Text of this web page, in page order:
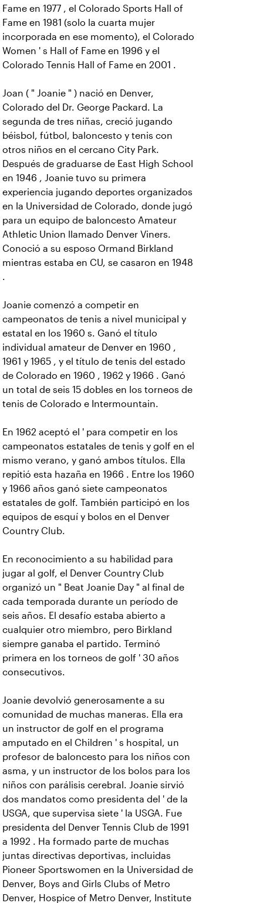
Fame en 1977 , el Colorado Sports Hall of
Fame en 1981 (solo la cuarta mujer
incorporada en ese momento), el Colorado
Women ' s Hall of Fame en 1996 y el
Colorado Tennis Hall of Fame en 2001 .
Joan ( " Joanie " ) nació en Denver,
Colorado del Dr. George Packard. La
segunda de tres niñas, creció jugando
béisbol, fútbol, baloncesto y tenis con
otros niños en el cercano City Park.
Después de graduarse de East High School
en 1946 , Joanie tuvo su primera
experiencia jugando deportes organizados
en la Universidad de Colorado, donde jugó
para un equipo de baloncesto Amateur
Athletic Union llamado Denver Viners.
Conoció a su esposo Ormand Birkland
mientras estaba en CU, se casaron en 1948
.
Joanie comenzó a competir en
campeonatos de tenis a nivel municipal y
estatal en los 1960 s. Ganó el título
individual amateur de Denver en 1960 ,
1961 y 1965 , y el título de tenis del estado
de Colorado en 1960 , 1962 y 1966 . Ganó
un total de seis 15 dobles en los torneos de
tenis de Colorado e Intermountain.
En 1962 aceptó el ' para competir en los
campeonatos estatales de tenis y golf en el
mismo verano, y ganó ambos títulos. Ella
repitió esta hazaña en 1966 . Entre los 1960
y 1966 años ganó siete campeonatos
estatales de golf. También participó en los
equipos de esquí y bolos en el Denver
Country Club.
En reconocimiento a su habilidad para
jugar al golf, el Denver Country Club
organizó un " Beat Joanie Day " al final de
cada temporada durante un período de
seis años. El desafío estaba abierto a
cualquier otro miembro, pero Birkland
siempre ganaba el partido. Terminó
primera en los torneos de golf ' 30 años
consecutivos.
Joanie devolvió generosamente a su
comunidad de muchas maneras. Ella era
un instructor de golf en el programa
amputado en el Children ' s hospital, un
profesor de baloncesto para los niños con
asma, y un instructor de los bolos para los
niños con parálisis cerebral. Joanie sirvió
dos mandatos como presidenta del ' de la
USGA, que supervisa siete ' la USGA. Fue
presidenta del Denver Tennis Club de 1991
a 1992 . Ha formado parte de muchas
juntas directivas deportivas, incluidas
Pioneer Sportswomen en la Universidad de
Denver, Boys and Girls Clubs of Metro
Denver, Hospice of Metro Denver, Institute